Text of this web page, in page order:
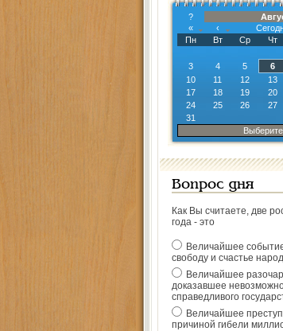
?
«
‹
Пн
Вт Ср Чт
3
4 5 6
10
11 12 13
17
18 19 20
24
25 26 27
31
Вопрос дня
Как Вы считаете, две
года - это
Величайшее
свободу и счастье
Величайшее
доказавшее
справедливого
Величайшее
причиной гибели